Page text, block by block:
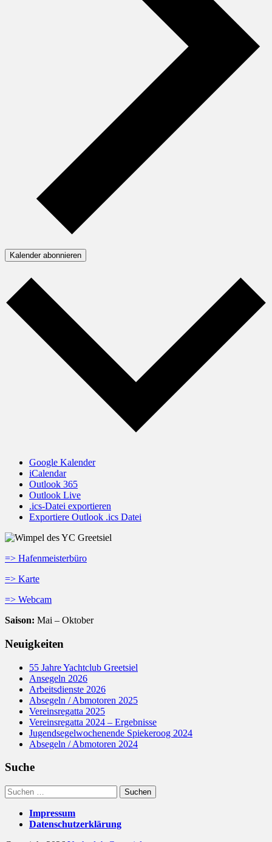
Kalender abonnieren
Google Kalender
iCalendar
Outlook 365
Outlook Live
.ics-Datei exportieren
Exportiere Outlook .ics Datei
=> Hafenmeisterbüro
=> Karte
=> Webcam
Saison: Mai – Oktober
Neuigkeiten
55 Jahre Yachtclub Greetsiel
Ansegeln 2026
Arbeitsdienste 2026
Absegeln / Abmotoren 2025
Vereinsregatta 2025
Vereinsregatta 2024 – Ergebnisse
Jugendsegelwochenende Spiekeroog 2024
Absegeln / Abmotoren 2024
Suche
Suchen
nach:
Impressum
Datenschutzerklärung